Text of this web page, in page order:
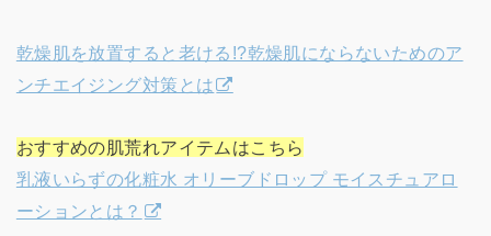
乾燥肌を放置すると老ける!?乾燥肌にならないためのア
ンチエイジング対策とは
おすすめの肌荒れアイテムはこちら
乳液いらずの化粧水 オリーブドロップ モイスチュアロ
ーションとは？